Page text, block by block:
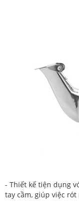
- Thiết kế tiện dụng
tay cầm, giúp việc